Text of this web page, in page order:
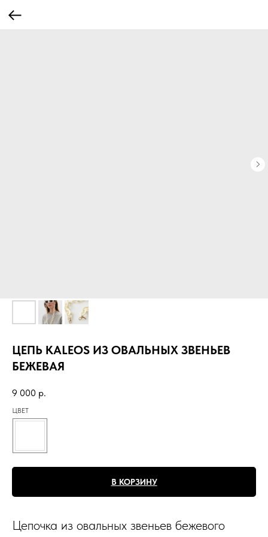
ЦЕПЬ KALEOS ИЗ ОВАЛЬНЫХ ЗВЕНЬЕВ
БЕЖЕВАЯ
9 000 р.
ЦВЕТ
В КОРЗИНУ
Цепочка из овальных звеньев бежевого